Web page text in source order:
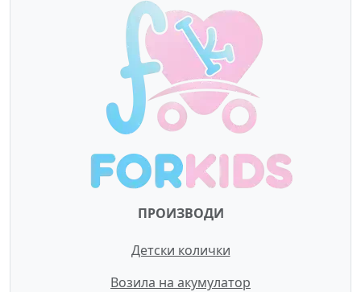
ПРОИЗВОДИ
Детски колички
Возила на акумулатор